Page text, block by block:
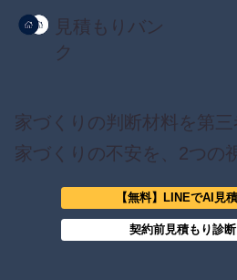
見積もりバン
ク
家づくりの判断材料を第
家づくりの不安を、2つの
【無料】LINEでAI見
契約前見積もり診